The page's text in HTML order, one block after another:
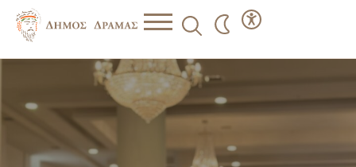
Η ΔΡΑΜΑ ΤΙΜΩΜΕΝΗ ΠΟΛΗ- ΣΥΝΕΔΡΙΑΣΕ Η ΕΠΙΤΡΟΠΗ
ΠΑΡΑΚΟΛΟΥΘΗΣΗΣ ΤΟΥ ΕΠΙΧΕΙΡΗΣΙΑΚΟΥ
ΠΡΟΓΡΑΜΜΑΤΟΣ 2014-2020